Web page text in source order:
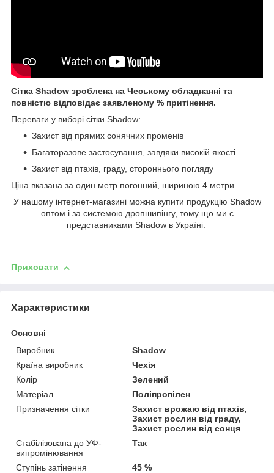
Сітка Shadow зроблена на Чеському обладнанні та
повністю відповідає заявленому % притінення.
Переваги у виборі сітки Shadow:
Захист від прямих сонячних променів
Багаторазове застосування, завдяки високій якості
Захист від птахів, граду, стороннього погляду
Ціна вказана за один метр погонний, шириною 4 метри.
У нашому інтернет-магазині можна купити продукцію Shadow
оптом і за системою дропшипінгу, тому що ми є
представниками Shadow в Україні.
Приховати
Характеристики
Основні
Виробник
Shadow
Країна виробник
Чехія
Колір
Зелений
Матеріал
Поліпропілен
Призначення сітки
Захист врожаю від птахів,
Захист рослин від граду,
Захист рослин від сонця
Стабілізована до УФ-
випромінювання
Так
Ступінь затінення
45 %